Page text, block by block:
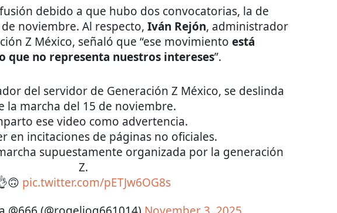
debido a que hubo dos convocatorias, la de
noviembre. Al respecto, Iván Rejón, administrador
Z México, señaló que “ese movimiento está
que no representa nuestros intereses”.
del servidor de Generación Z México, se deslinda
la marcha del 15 de noviembre.
ese video como advertencia.
en incitaciones de páginas no oficiales.
supuestamente organizada por la generación
Z.
pic.twitter.com/pETJw6OG8s